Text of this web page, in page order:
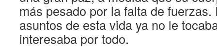
más pesado por la falta de
asuntos de esta vida ya no le
interesaba por todo.